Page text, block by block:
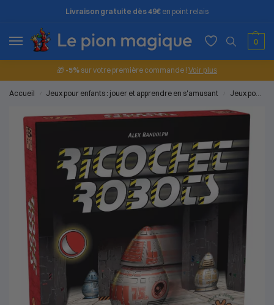
Livraison gratuite dès 49€ en point relais
0
🎁 -5% sur votre première commande ! Voir plus
Accueil Jeux pour enfants : jouer et apprendre en s'amusant Jeux pour les grands (8 à 10 ans)